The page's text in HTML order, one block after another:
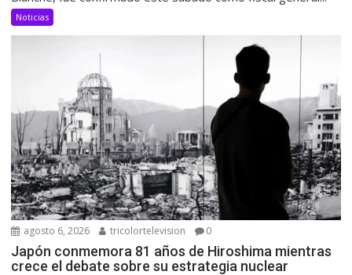
Noticias
agosto 6, 2026 tricolortelevision 0
Japón conmemora 81 años de Hiroshima mientras
crece el debate sobre su estrategia nuclear